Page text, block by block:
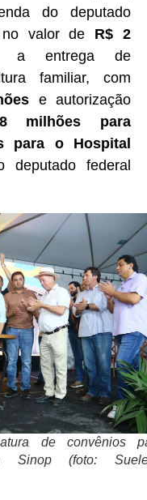
do deputado
no valor de R$ 2
a entrega de
familiar, com
e autorização
milhões para
para o Hospital
federal
de convênios
Sinop (foto: